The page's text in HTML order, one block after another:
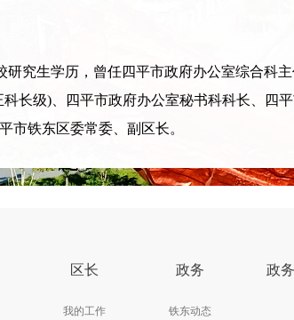
生学历，曾任四平市政府办公室综合科
长级)、四平市政府办公室秘书科科长、四
市铁东区委常委、副区长。
区长
我的工作
政务
铁东动态
政